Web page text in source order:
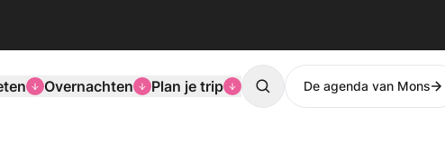
Overnachten Plan je trip Search De agenda van Mons